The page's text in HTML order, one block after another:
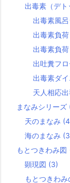
出毒素（デ
出毒素風
出毒素負
出毒素負
出吐糞フ
出毒素ダ
天人相応
まなみシリーズ
天のまなみ
海のまなみ
もとつきわみ図
顕現図 (3)
もとつきわみ